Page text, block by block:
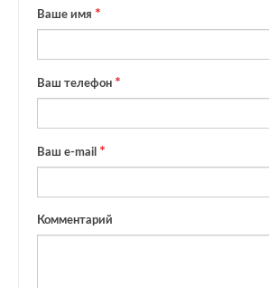
Ваше имя
Ваш телефон
Ваш e-mail
Комментарий